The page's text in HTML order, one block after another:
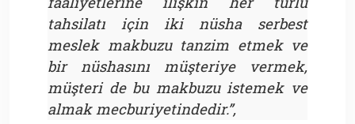
tahsilatı için iki nüsha serbest
meslek makbuzu tanzim etmek ve
bir nüshasını müşteriye vermek,
müşteri de bu makbuzu istemek ve
almak mecburiyetindedir.”,